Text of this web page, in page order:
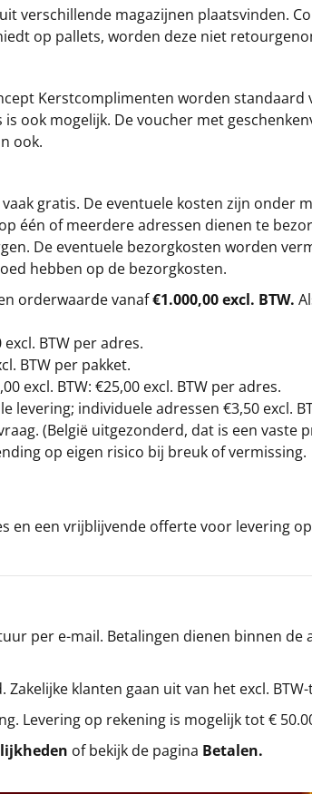
verschillende magazijnen plaatsvinden.
op pallets, worden deze niet
Kerstcomplimenten worden standaard
ook mogelijk. De voucher met
ook.
gratis. De eventuele kosten zijn onder
één of meerdere adressen dienen te
De eventuele bezorgkosten worden
hebben op de bezorgkosten.
orderwaarde vanaf€1.000,00 excl. BTW.
excl. BTW per adres.
BTW per pakket.
excl. BTW: €25,00 excl. BTW per adres.
levering; individuele adressen €3,50 excl.
(België uitgezonderd, dat is een vaste
op eigen risico bij breuk of vermissing.
en een vrijblijvende offerte voor levering
per e-mail. Betalingen dienen binnen
klanten gaan uit van het excl.
Levering op rekening is mogelijk tot €
of bekijk de pagina Betalen.